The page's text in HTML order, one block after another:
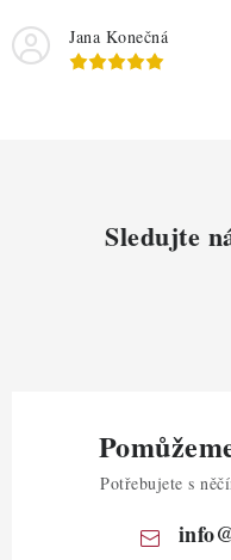
Jana Konečná
Sledujte
Potřebujete s
info